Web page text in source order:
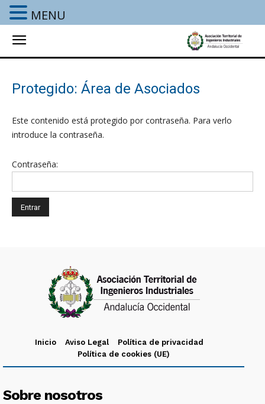
Protegido: Área de Asociados
Este contenido está protegido por contraseña. Para verlo
introduce la contraseña.
Contraseña:
Inicio Aviso Legal
Política de privacidad
Política de cookies (UE)
Sobre nosotros
MENU